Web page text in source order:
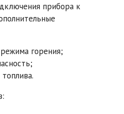
прибора к
горения;